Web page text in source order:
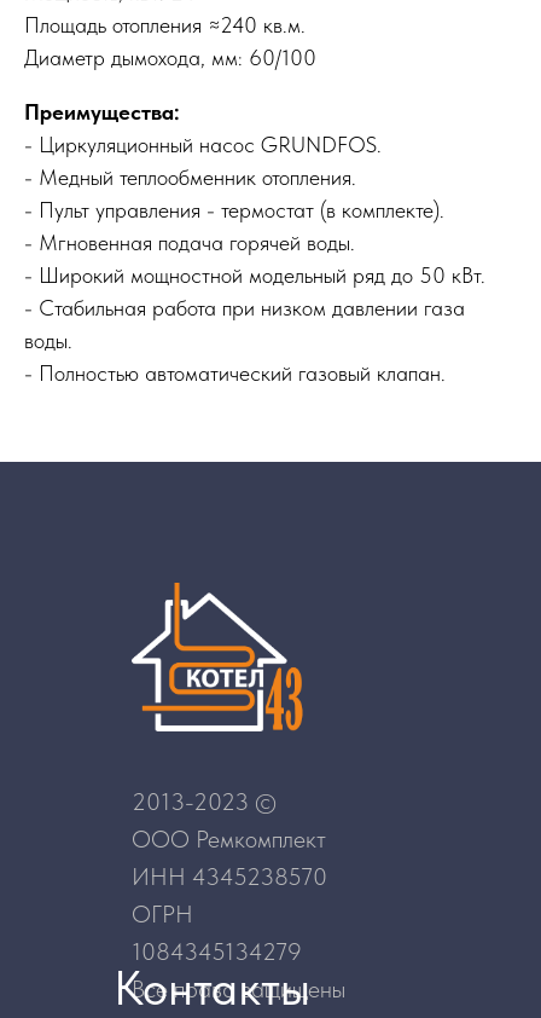
Площадь отопления ≈240 кв.м.
Диаметр дымохода, мм: 60/100
Преимущества:
- Циркуляционный насос GRUNDFOS.
- Медный теплообменник отопления.
- Пульт управления - термостат (в комплекте).
- Мгновенная подача горячей воды.
- Широкий мощностной модельный ряд до 50 кВт.
- Стабильная работа при низком давлении газа
воды.
- Полностью автоматический газовый клапан.
2013-2023 ©
ООО Ремкомплект
ИНН 4345238570
ОГРН
1084345134279
Все права защищены
Контакты